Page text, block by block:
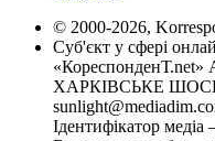
© 2000-2026,
Суб'єкт у сфері
«КореспонденТ.net»
ХАРКІВСЬКЕ ШОСЕ,
Ідентифікатор медіа